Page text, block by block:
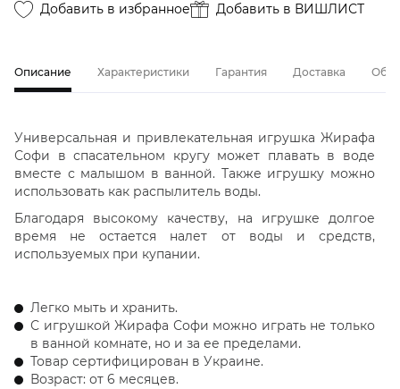
Добавить в избранное Добавить в ВИШЛИСТ
Описание Характеристики Гарантия Доставка
Универсальная и привлекательная игрушка Жирафа
Софи в спасательном кругу может плавать в воде
вместе с малышом в ванной. Также игрушку можно
использовать как распылитель воды.
Благодаря высокому качеству, на игрушке долгое
время не остается налет от воды и средств,
используемых при купании.
Легко мыть и хранить.
С игрушкой Жирафа Софи можно играть не только
в ванной комнате, но и за ее пределами.
Товар сертифицирован в Украине.
Возраст: от 6 месяцев.